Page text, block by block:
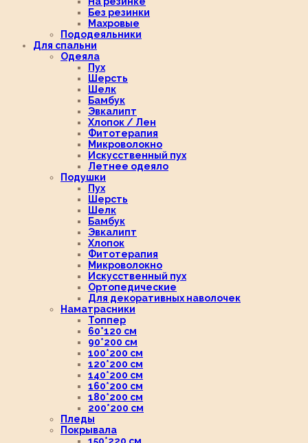
Без резинки
Махровые
Пододеяльники
Для спальни
Одеяла
Пух
Шерсть
Шелк
Бамбук
Эвкалипт
Хлопок / Лен
Фитотерапия
Микроволокно
Искусственный пух
Летнее одеяло
Подушки
Пух
Шерсть
Шелк
Бамбук
Эвкалипт
Хлопок
Фитотерапия
Микроволокно
Искусственный пух
Ортопедические
Для декоративных наволочек
Наматрасники
Топпер
60*120 см
90*200 см
100*200 см
120*200 см
140*200 см
160*200 см
180*200 см
200*200 см
Пледы
Покрывала
150*220 см